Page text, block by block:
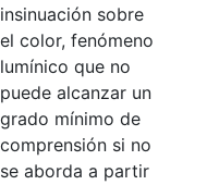
insinuación sobre
el color, fenómeno
lumínico que no
puede alcanzar un
grado mínimo de
comprensión si no
se aborda a partir